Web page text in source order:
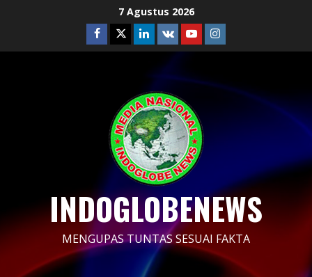
7 Agustus 2026
Facebook
TwitterLinkedin
VK YoutubeInstagram
INDOGLOBENEWS
MENGUPAS TUNTAS SESUAI FAKTA